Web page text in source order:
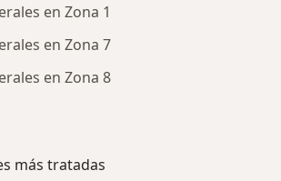
en Zona 1
en Zona 7
en Zona 8
más tratadas